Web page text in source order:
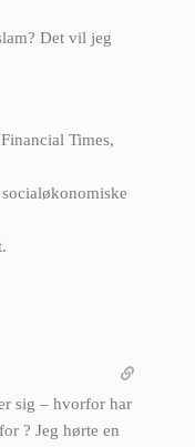
Det vil jeg
Times,
sig – hvorfor har
? Jeg hørte en